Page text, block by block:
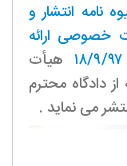
اجرای بند ۳ ماده ۷ شیوه نامه انتشار و
خصوصی ارائه
هیأت
دادگاه محترم
می نماید .